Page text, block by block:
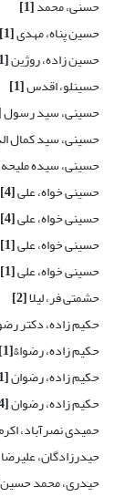
حسنی، محمد[1]
حسین پناه، مهدی[1]
حسین زاده، روژین[1]
حسینلو، اقدس[1]
حسینی، سید رسول
حسینی، سید کمال
حسینی، سیده ملیحه
حسینی خواه، علی[4]
حسینی خواه، علی[4]
حسینی خواه، علی[1]
حسینی خواه، علی[1]
حشمتی فر، لیلا[2]
حکیم زاده، دکتر
حکیم زاده، رضوا&laquo;[1]
حکیم زاده، رضوان[1]
حکیم زاده، رضوان[4]
حمیدی نصرآباد،
حیدرزادگان، علیرضا
حیدری، محمد حسین